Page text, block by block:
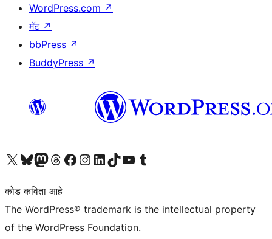
WordPress.com ↗
मॅट ↗
bbPress ↗
BuddyPress ↗
आमच्या X (एक्स) (पूर्वीचे ट्विटर) खात्याला भेट द्या आमच्या ब्लूस्की खात्याला भेट द्या.आमच्या Mastodon खात्याला भेट द्या.आमच्या थ्रेड्स खात्याला भेट द्या. आमच्या फेसबुक पेजला भेट द्या आमच्या इंस्टाग्राम खात्याला भेट द्या आमच्या लिंक्डइन खात्याला भेट द्या आमच्या टिकटॉक अकाउंटला भेट द्या.आमच्या यूट्यूब चॅनेलला भेट द्या आमच्या टंबलर खात्याला भेट द्या.
कोड कविता आहे
The WordPress® trademark is the intellectual property
of the WordPress Foundation.